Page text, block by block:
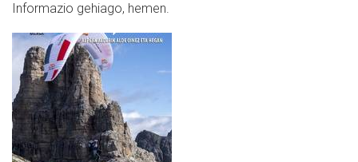
Informazio gehiago, hemen.